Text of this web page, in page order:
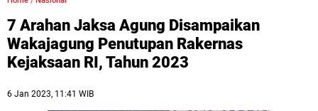
7 Arahan Jaksa Agung Disampaikan
Wakajagung Penutupan Rakernas
Kejaksaan RI, Tahun 2023
6 Jan 2023, 11:41 WIB